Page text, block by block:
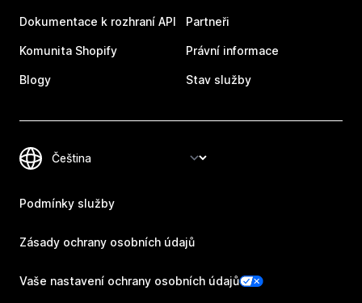
Dokumentace k rozhraní API
Komunita Shopify
Blogy
Partneři
Právní informace
Stav služby
Podmínky služby
Zásady ochrany osobních údajů
Vaše nastavení ochrany osobních údajů